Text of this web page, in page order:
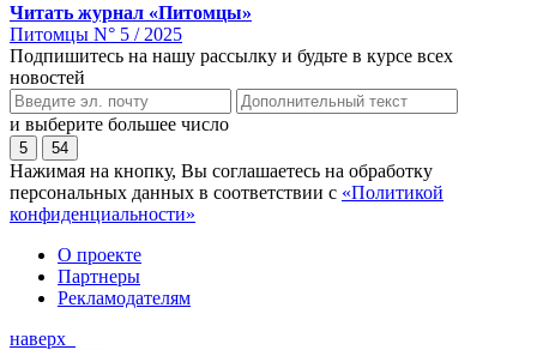
Читать журнал «Питомцы»
Питомцы N° 5 / 2025
Подпишитесь на нашу рассылку и будьте в курсе всех
новостей
и выберите большее число
5 54
Нажимая на кнопку, Вы соглашаетесь на обработку
персональных данных в соответствии с «Политикой
конфиденциальности»
О проекте
Партнеры
Рекламодателям
наверх